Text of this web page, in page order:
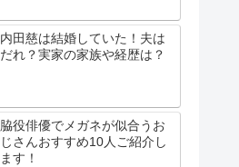
内田慈は結婚していた！夫は
だれ？実家の家族や経歴は？
脇役俳優でメガネが似合うお
じさんおすすめ10人ご紹介し
ます！